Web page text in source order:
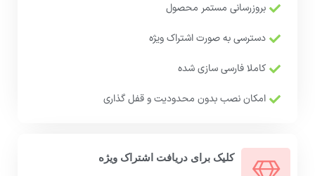
بروزرسانی مستمر محصول
دسترسی به صورت اشتراک ویژه
کاملا فارسی سازی شده
امکان نصب بدون محدودیت و قفل گذاری
کلیک برای دریافت اشتراک ویژه